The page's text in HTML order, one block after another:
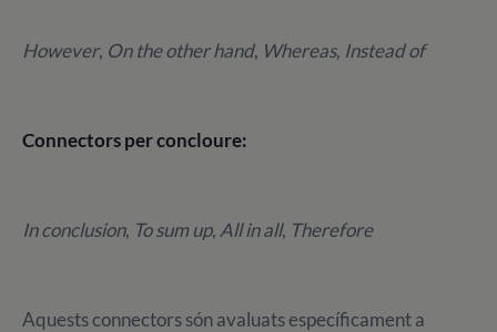
However, On the other hand, Whereas, Instead of
Connectors per concloure:
In conclusion, To sum up, All in all, Therefore
Aquests connectors són avaluats específicament a